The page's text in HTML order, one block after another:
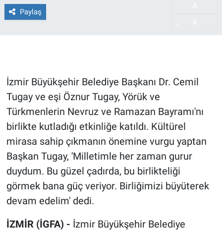
Paylaş
İzmir Büyükşehir Belediye Başkanı Dr. Cemil
Tugay ve eşi Öznur Tugay, Yörük ve
Türkmenlerin Nevruz ve Ramazan Bayramı'nı
birlikte kutladığı etkinliğe katıldı. Kültürel
mirasa sahip çıkmanın önemine vurgu yaptan
Başkan Tugay, 'Milletimle her zaman gurur
duydum. Bu güzel çadırda, bu birlikteliği
görmek bana güç veriyor. Birliğimizi büyüterek
devam edelim' dedi.
İZMİR (İGFA) - İzmir Büyükşehir Belediye